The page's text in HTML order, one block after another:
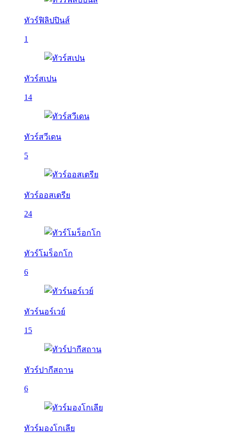
ทัวร์ฟิลิปปินส์
1
ทัวร์สเปน
14
ทัวร์สวีเดน
5
ทัวร์ออสเตรีย
24
ทัวร์โมร็อกโก
6
ทัวร์นอร์เวย์
15
ทัวร์ปากีสถาน
6
ทัวร์มองโกเลีย